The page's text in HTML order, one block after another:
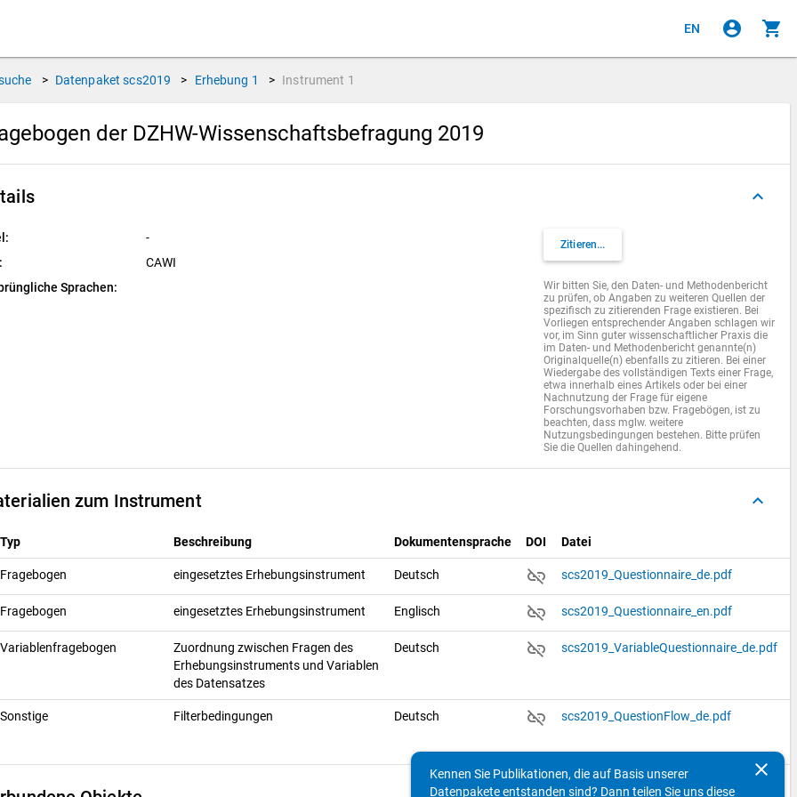
EN account_circle shopping_cart
> Datenpaket scs2019 > Erhebung 1 > Instrument 1
der DZHW-Wissenschaftsbefragung 2019
keyboard_arrow_up
-
CAWI
Sprachen:
Zitieren...
Wir bitten Sie, den Daten- und Methodenbericht
zu prüfen, ob Angaben zu weiteren Quellen der
spezifisch zu zitierenden Frage existieren. Bei
Vorliegen entsprechender Angaben schlagen wir
vor, im Sinn guter wissenschaftlicher Praxis die
im Daten- und Methodenbericht genannte(n)
Originalquelle(n) ebenfalls zu zitieren. Bei einer
Wiedergabe des vollständigen Texts einer Frage,
etwa innerhalb eines Artikels oder bei einer
Nachnutzung der Frage für eigene
Forschungsvorhaben bzw. Fragebögen, ist zu
beachten, dass mglw. weitere
Nutzungsbedingungen bestehen. Bitte prüfen
Sie die Quellen dahingehend.
zum Instrument keyboard_arrow_up
Typ Beschreibung Dokumentensprache DOI Datei
Fragebogen eingesetztes Erhebungsinstrument Deutsch link_off scs2019_Questionnaire_de.pdf
Fragebogen eingesetztes Erhebungsinstrument Englisch link_off scs2019_Questionnaire_en.pdf
Variablenfragebogen
Zuordnung zwischen Fragen des
Erhebungsinstruments und Variablen
des Datensatzes
Deutsch link_off scs2019_VariableQuestionnaire_de.pdf
Sonstige Filterbedingungen Deutsch link_off scs2019_QuestionFlow_de.pdf
clear
Kennen Sie Publikationen, die auf Basis unserer
Datenpakete entstanden sind? Dann teilen Sie uns diese